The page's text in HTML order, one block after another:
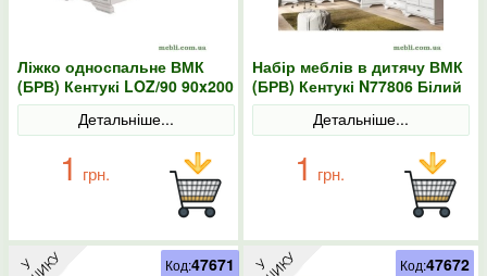
Ліжко односпальне ВМК
(БРВ) Кентукі LOZ/90 90x200
Білий альпійський
Детальніше...
1 грн.
Набір меблів в дитячу ВМК
(БРВ) Кентукі N77806 Білий
альпійський
Детальніше...
1 грн.
Код:47671 Код:47672